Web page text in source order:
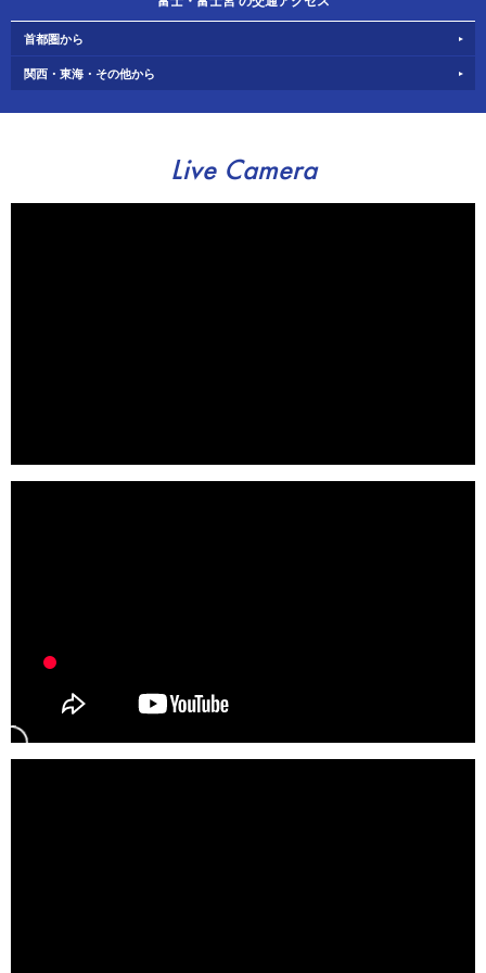
首都圏から
関西・東海・その他から
Live Camera